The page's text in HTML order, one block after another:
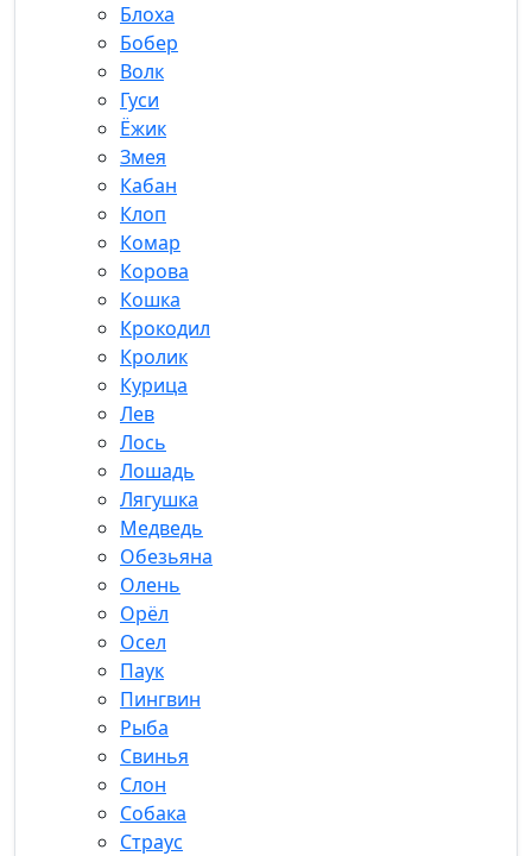
Блоха
Бобер
Волк
Гуси
Ёжик
Змея
Кабан
Клоп
Комар
Корова
Кошка
Крокодил
Кролик
Курица
Лев
Лось
Лошадь
Лягушка
Медведь
Обезьяна
Олень
Орёл
Осел
Паук
Пингвин
Рыба
Свинья
Слон
Собака
Страус